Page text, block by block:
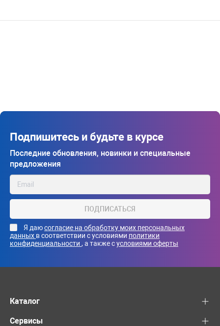
Подпишитесь и будьте в курсе
Последние обновления, новинки и специальные
предложения
ПОДПИСАТЬСЯ
Я даюсогласие на обработку моих персональных
данных в соответствии с условиями политики
конфиденциальности , а также сусловиями оферты
Каталог
Сервисы